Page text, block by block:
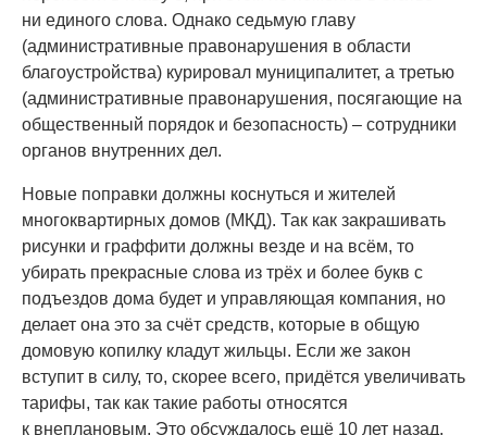
ни единого слова. Однако седьмую главу
(административные правонарушения в области
благоустройства) курировал муниципалитет, а третью
(административные правонарушения, посягающие на
общественный порядок и безопасность) – сотрудники
органов внутренних дел.
Новые поправки должны коснуться и жителей
многоквартирных домов (МКД). Так как закрашивать
рисунки и граффити должны везде и на всём, то
убирать прекрасные слова из трёх и более букв с
подъездов дома будет и управляющая компания, но
делает она это за счёт средств, которые в общую
домовую копилку кладут жильцы. Если же закон
вступит в силу, то, скорее всего, придётся увеличивать
тарифы, так как такие работы относятся
к внеплановым. Это обсуждалось ещё 10 лет назад,